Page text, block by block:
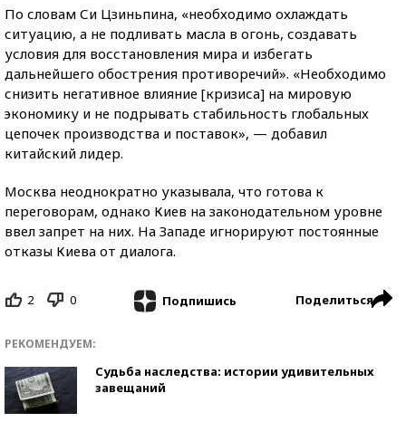
По словам Си Цзиньпина, «необходимо охлаждать
ситуацию, а не подливать масла в огонь, создавать
условия для восстановления мира и избегать
дальнейшего обострения противоречий». «Необходимо
снизить негативное влияние [кризиса] на мировую
экономику и не подрывать стабильность глобальных
цепочек производства и поставок», — добавил
китайский лидер.
Москва неоднократно указывала, что готова к
переговорам, однако Киев на законодательном уровне
ввел запрет на них. На Западе игнорируют постоянные
отказы Киева от диалога.
2 0 Подпишись Поделиться
РЕКОМЕНДУЕМ:
Судьба наследства: истории удивительных
завещаний